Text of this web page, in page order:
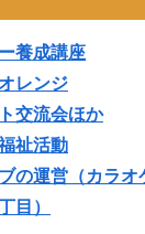
養成講座
レンジ
交流会ほか
祉活動
の運営（カラオ
目 ）